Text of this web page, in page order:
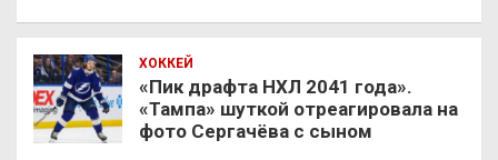
ХОККЕЙ
«Пик драфта НХЛ 2041 года».
«Тампа» шуткой отреагировала на
фото Сергачёва с сыном